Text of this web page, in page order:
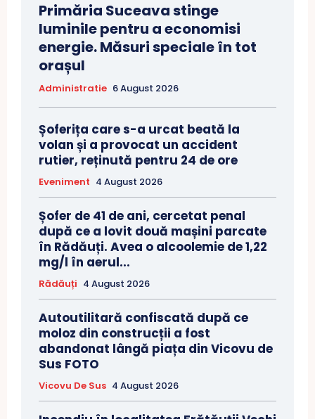
Primăria Suceava stinge
luminile pentru a economisi
energie. Măsuri speciale în tot
orașul
Administratie 6 August 2026
Șoferița care s-a urcat beată la
volan și a provocat un accident
rutier, reținută pentru 24 de ore
Eveniment 4 August 2026
Șofer de 41 de ani, cercetat penal
după ce a lovit două mașini parcate
în Rădăuți. Avea o alcoolemie de 1,22
mg/l în aerul...
Rădăuți 4 August 2026
Autoutilitară confiscată după ce
moloz din construcții a fost
abandonat lângă piața din Vicovu de
Sus FOTO
Vicovu De Sus 4 August 2026